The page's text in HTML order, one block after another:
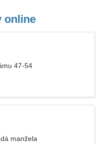
online
47-54
manžela